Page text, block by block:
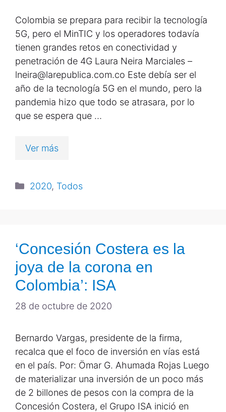
Colombia se prepara para recibir la tecnología
5G, pero el MinTIC y los operadores todavía
tienen grandes retos en conectividad y
penetración de 4G Laura Neira Marciales –
lneira@larepublica.com.co Este debía ser el
año de la tecnología 5G en el mundo, pero la
pandemia hizo que todo se atrasara, por lo
que se espera que …
Ver más
2020, Todos
‘Concesión Costera es la
joya de la corona en
Colombia’: ISA
28 de octubre de 2020
Bernardo Vargas, presidente de la firma,
recalca que el foco de inversión en vías está
en el país. Por: Ömar G. Ahumada Rojas Luego
de materializar una inversión de un poco más
de 2 billones de pesos con la compra de la
Concesión Costera, el Grupo ISA inició en